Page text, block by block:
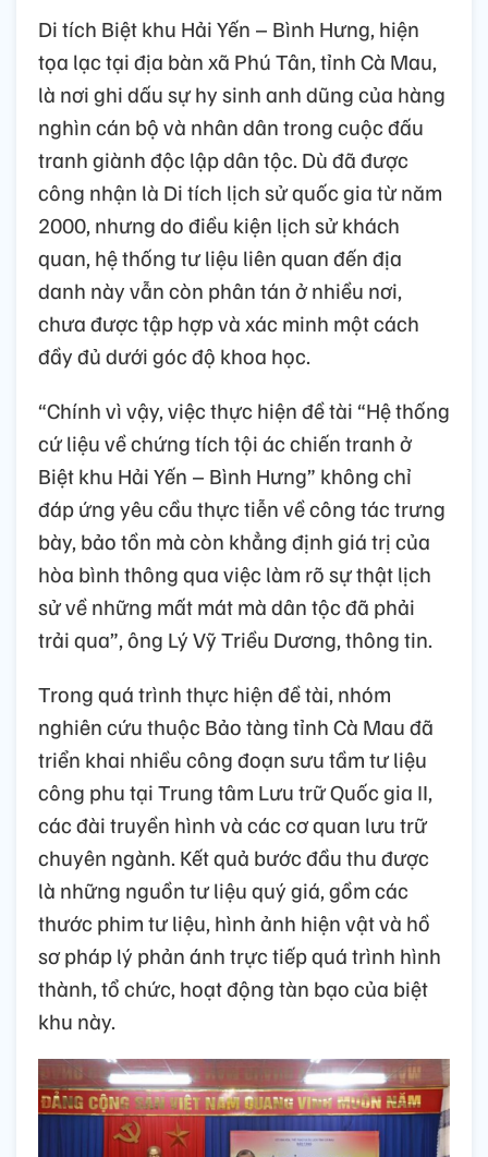
Di tích Biệt khu Hải Yến – Bình Hưng, hiện
tọa lạc tại địa bàn xã Phú Tân, tỉnh Cà Mau,
là nơi ghi dấu sự hy sinh anh dũng của hàng
nghìn cán bộ và nhân dân trong cuộc đấu
tranh giành độc lập dân tộc. Dù đã được
công nhận là Di tích lịch sử quốc gia từ năm
2000, nhưng do điều kiện lịch sử khách
quan, hệ thống tư liệu liên quan đến địa
danh này vẫn còn phân tán ở nhiều nơi,
chưa được tập hợp và xác minh một cách
đầy đủ dưới góc độ khoa học.
“Chính vì vậy, việc thực hiện đề tài “Hệ thống
cứ liệu về chứng tích tội ác chiến tranh ở
Biệt khu Hải Yến – Bình Hưng” không chỉ
đáp ứng yêu cầu thực tiễn về công tác trưng
bày, bảo tồn mà còn khẳng định giá trị của
hòa bình thông qua việc làm rõ sự thật lịch
sử về những mất mát mà dân tộc đã phải
trải qua”, ông Lý Vỹ Triều Dương, thông tin.
Trong quá trình thực hiện đề tài, nhóm
nghiên cứu thuộc Bảo tàng tỉnh Cà Mau đã
triển khai nhiều công đoạn sưu tầm tư liệu
công phu tại Trung tâm Lưu trữ Quốc gia II,
các đài truyền hình và các cơ quan lưu trữ
chuyên ngành. Kết quả bước đầu thu được
là những nguồn tư liệu quý giá, gồm các
thước phim tư liệu, hình ảnh hiện vật và hồ
sơ pháp lý phản ánh trực tiếp quá trình hình
thành, tổ chức, hoạt động tàn bạo của biệt
khu này.